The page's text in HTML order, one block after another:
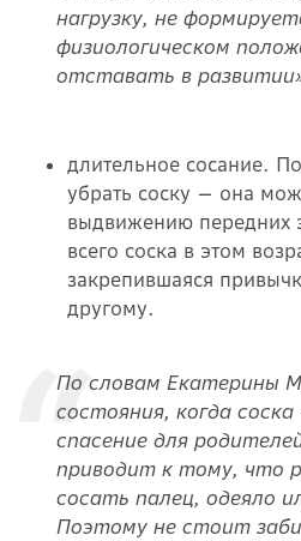
нагрузку, не
физиологическом
отставать в
длительное сосание.
убрать соску — она
выдвижению передних
всего соска в этом
закрепившаяся
другому.
По словам Екатерины
состояния, когда
спасение для
приводит к тому, что
сосать палец, одеяло
Поэтому не стоит